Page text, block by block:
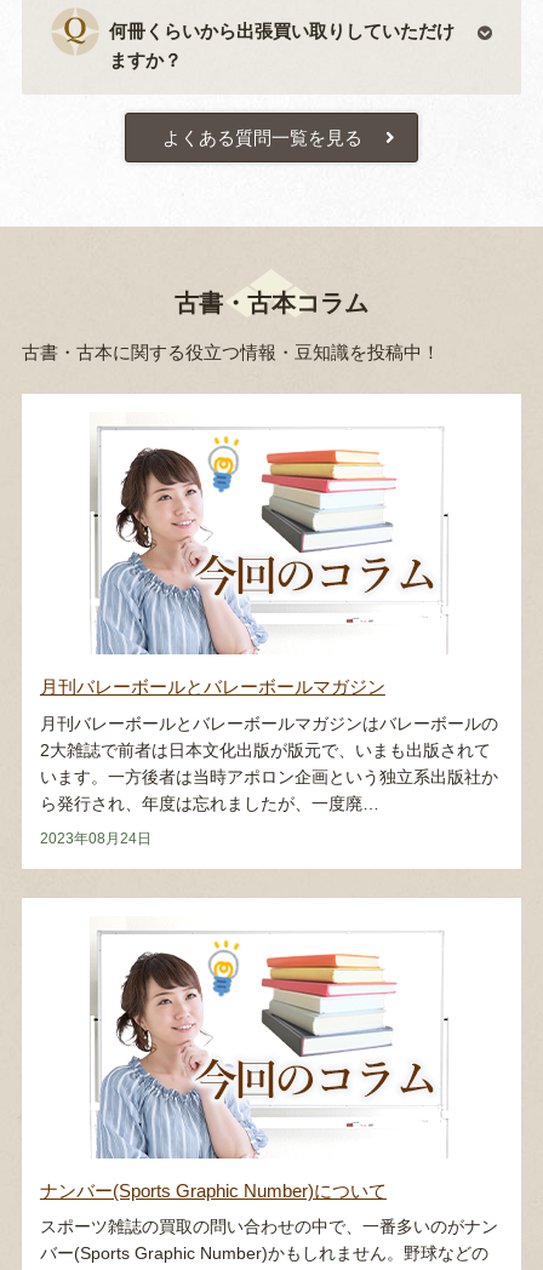
何冊くらいから出張買い取りしていただけ
ますか？
よくある質問一覧を見る
古書・古本コラム
古書・古本に関する役立つ情報・豆知識を投稿中！
月刊バレーボールとバレーボールマガジン
月刊バレーボールとバレーボールマガジンはバレーボールの
2大雑誌で前者は日本文化出版が版元で、いまも出版されて
います。一方後者は当時アポロン企画という独立系出版社か
ら発行され、年度は忘れましたが、一度廃…
2023年08月24日
ナンバー(Sports Graphic Number)について
スポーツ雑誌の買取の問い合わせの中で、一番多いのがナン
バー(Sports Graphic Number)かもしれません。野球などの